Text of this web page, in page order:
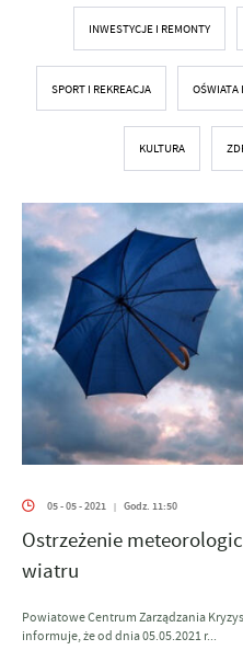
INWESTYCJE I REMONTY
SPORT I REKREACJA OŚWIATA
KULTURA
05 - 05 - 2021 | Godz. 11:50
Ostrzeżenie
wiatru
Powiatowe Centrum Zarządzania
informuje, że od dnia 05.05.2021 r...